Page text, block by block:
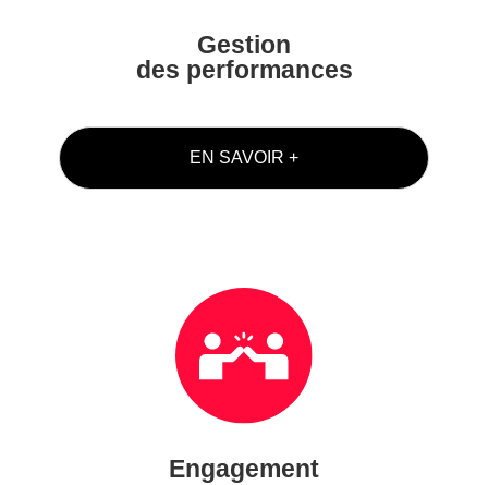
Gestion
des performances
EN SAVOIR +
Engagement